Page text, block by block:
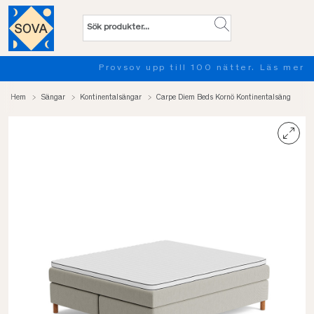
Provsov upp till 100 nätter. Läs mer
Hem Sängar Kontinentalsängar Carpe Diem Beds Kornö Kontinentalsäng